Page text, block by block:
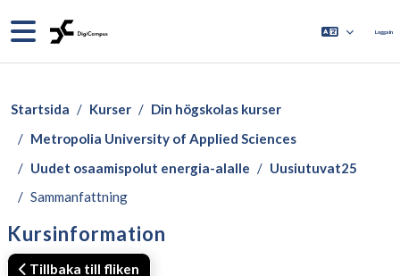
Sidopanel Logga in
Startsida Kurser
Din högskolas kurser
Metropolia University of Applied Sciences
Uudet osaamispolut energia-alalle
Uusiutuvat25
Sammanfattning
Kursinformation
Tillbaka till fliken